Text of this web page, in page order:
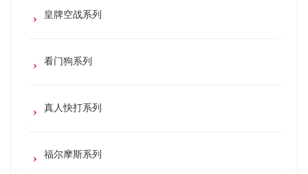
皇牌空战系列
看门狗系列
真人快打系列
福尔摩斯系列